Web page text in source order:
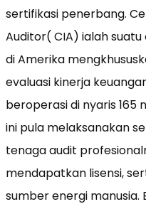
sertifikasi penerbang.
Auditor( CIA) ialah
di Amerika
evaluasi kinerja
beroperasi di nyaris 165
ini pula melaksanakan
tenaga audit
mendapatkan lisensi,
sumber energi manusia.